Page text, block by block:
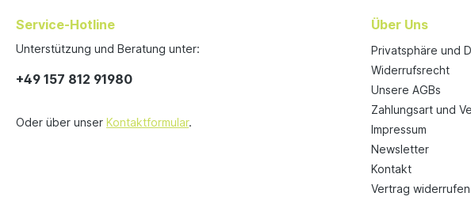
Service-Hotline
Unterstützung und Beratung unter:
+49 157 812 91980
Oder über unser Kontaktformular.
Über Uns
Privatsphäre und
Widerrufsrecht
Unsere AGBs
Zahlungsart und
Impressum
Newsletter
Kontakt
Vertrag widerrufen